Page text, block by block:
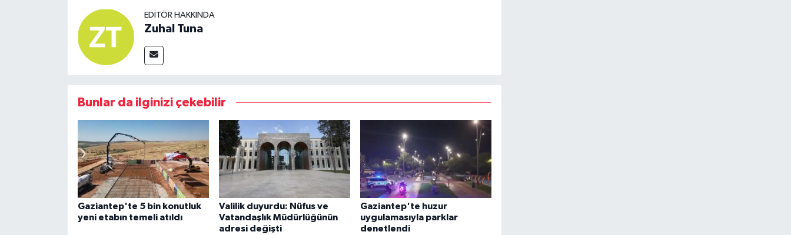
EDITÖR HAKKINDA
Zuhal Tuna
Bunlar da ilginizi çekebilir
Gaziantep'te 5 bin konutluk
yeni etabın temeli atıldı
Valilik duyurdu: Nüfus ve
Vatandaşlık Müdürlüğünün
adresi değişti
Gaziantep'te huzur
uygulamasıyla parklar
denetlendi